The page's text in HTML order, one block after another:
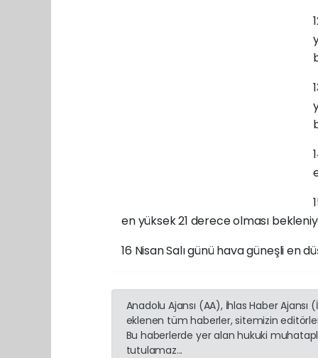
en yüksek 21 derece olması
16 Nisan Salı günü hava güneşli en
Anadolu Ajansı (AA), İhlas Haber
eklenen tüm haberler, sitemizin
Bu haberlerde yer alan hukuki
tutulamaz...